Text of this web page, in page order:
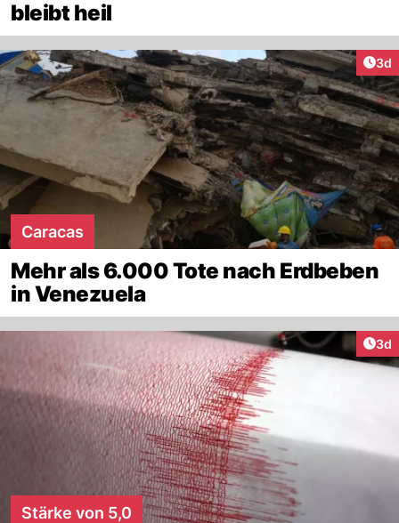
bleibt heil
3d
Caracas
Mehr als 6.000 Tote nach Erdbeben
in Venezuela
3d
Stärke von 5,0